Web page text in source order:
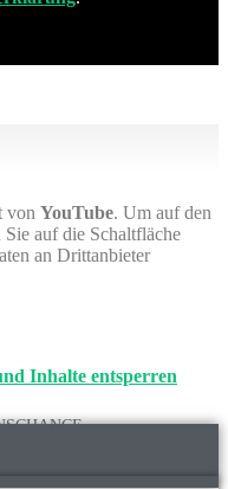
von YouTube. Um auf den
auf die Schaltfläche
an Drittanbieter
Inhalte entsperren